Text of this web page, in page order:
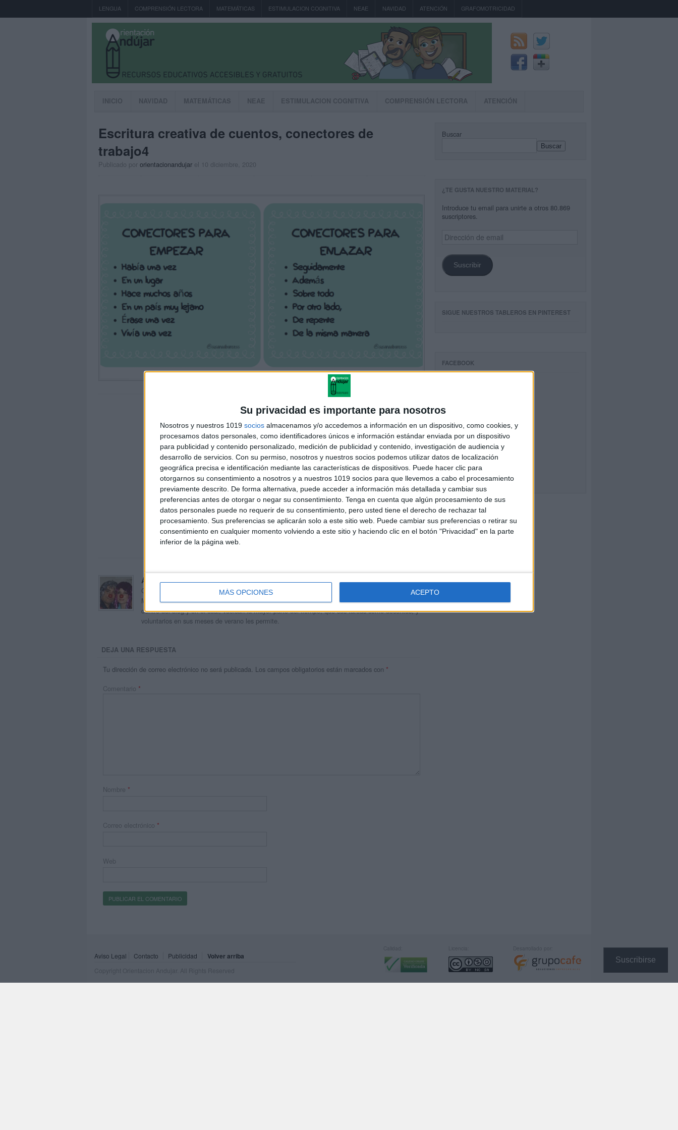
Su privacidad es importante para nosotros
Nosotros y nuestros 1019 socios almacenamos y/o accedemos a información en un dispositivo, como cookies, y
procesamos datos personales, como identificadores únicos e información estándar enviada por un dispositivo
para publicidad y contenido personalizado, medición de publicidad y contenido, investigación de audiencia y
desarrollo de servicios. Con su permiso, nosotros y nuestros socios podemos utilizar datos de localización
geográfica precisa e identificación mediante las características de dispositivos. Puede hacer clic para
otorgarnos su consentimiento a nosotros y a nuestros 1019 socios para que llevemos a cabo el procesamiento
previamente descrito. De forma alternativa, puede acceder a información más detallada y cambiar sus
preferencias antes de otorgar o negar su consentimiento. Tenga en cuenta que algún procesamiento de sus
datos personales puede no requerir de su consentimiento, pero usted tiene el derecho de rechazar tal
procesamiento. Sus preferencias se aplicarán solo a este sitio web. Puede cambiar sus preferencias o retirar su
consentimiento en cualquier momento volviendo a este sitio y haciendo clic en el botón "Privacidad" en la parte
inferior de la página web.
MÁS OPCIONES ACEPTO
Suscribirse
LENGUA COMPRENSIÓN LECTORA MATEMÁTICAS ESTIMULACION COGNITIVA NEAE NAVIDAD ATENCIÓN GRAFOMOTRICIDAD
INICIO NAVIDAD MATEMÁTICAS NEAE ESTIMULACION COGNITIVA COMPRENSIÓN LECTORA ATENCIÓN
Escritura creativa de cuentos, conectores de
trabajo4
Publicado por orientacionandujar el 10 diciembre, 2020
Acerca de orientacionandujar
Orientación Andújar no es solo un blog, es la apuesta personal de dos profesores Ginés y
Maribel, que además de ser pareja, son los encargados de los contenidos que encontramos
dentro del blog y en el cual, vuelcan la mayor parte del tiempo, que sus tareas como docentes, y
voluntarios en sus meses de verano les permite.
DEJA UNA RESPUESTA
Tu dirección de correo electrónico no será publicada. Los campos obligatorios están marcados con *
Comentario *
Nombre *
Correo electrónico *
Web
Buscar
Buscar
¿TE GUSTA NUESTRO MATERIAL?
Introduce tu email para unirte a otros 80.869
suscriptores.
Dirección
de
Suscribir
SIGUE NUESTROS TABLEROS EN PINTEREST
FACEBOOK
Aviso Legal Contacto Publicidad Volver arriba